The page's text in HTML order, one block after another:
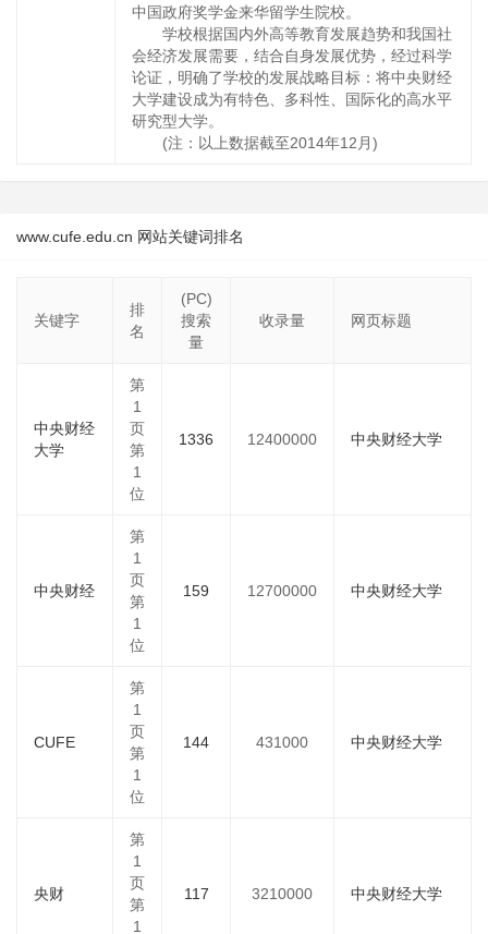
中国政府奖学金来华留学生院校。
学校根据国内外高等教育发展趋势和我国社
会经济发展需要，结合自身发展优势，经过科学
论证，明确了学校的发展战略目标：将中央财经
大学建设成为有特色、多科性、国际化的高水平
研究型大学。
(注：以上数据截至2014年12月)
www.cufe.edu.cn 网站关键词排名
关键字
排
名
(PC)
搜索
量
收录量 网页标题
中央财经
大学
第
1
页
第
1
位
1336 12400000 中央财经大学
中央财经
第
1
页
第
1
位
159 12700000 中央财经大学
CUFE
第
1
页
第
1
位
144 431000 中央财经大学
央财
第
1
页
第
1
117 3210000 中央财经大学